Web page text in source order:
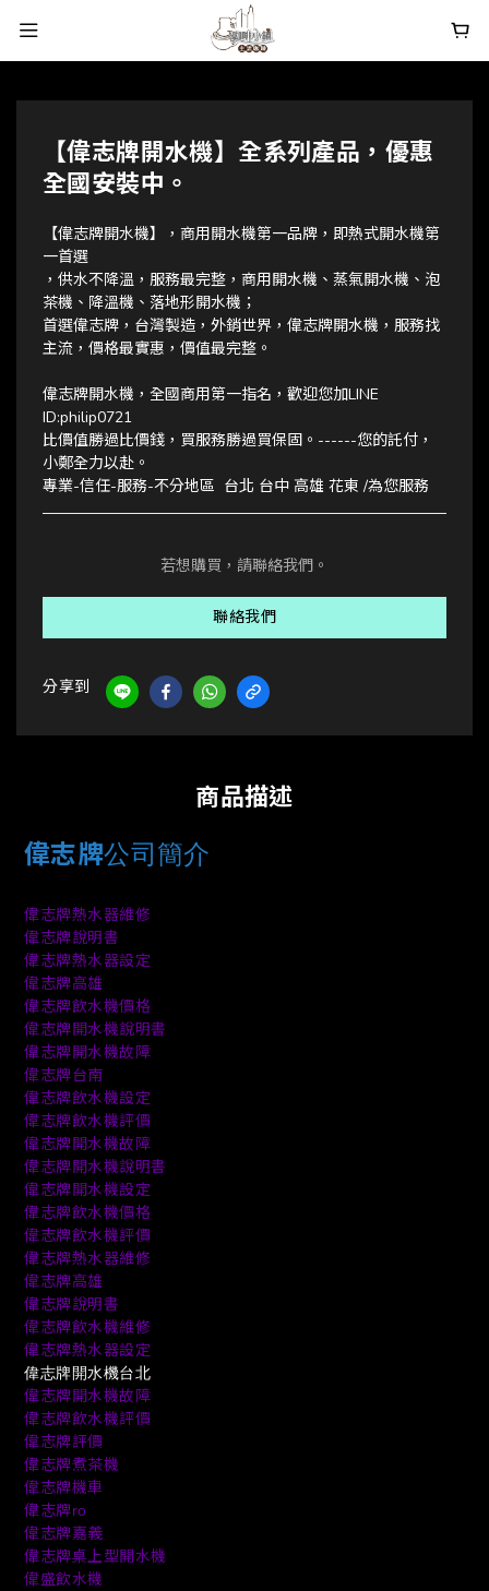
【偉志牌開水機】全系列產品，優惠
全國安裝中。
【偉志牌開水機】，商用開水機第一品牌，即熱式開水機第
一首選
，供水不降溫，服務最完整，商用開水機、蒸氣開水機、泡
茶機、降溫機、落地形開水機；
首選偉志牌，台灣製造，外銷世界，偉志牌開水機，服務找
主流，價格最實惠，價值最完整。
偉志牌開水機，全國商用第一指名，歡迎您加LINE
ID:philip0721
比價值勝過比價錢，買服務勝過買保固。------您的託付，
小鄭全力以赴。
專業-信任-服務-不分地區  台北 台中 高雄 花東 /為您服務
若想購買，請聯絡我們。
聯絡我們
分享到
商品描述
偉志牌公司簡介
偉志牌熱水器維修
偉志牌說明書
偉志牌熱水器設定
偉志牌高雄
偉志牌飲水機價格
偉志牌開水機說明書
偉志牌開水機故障
偉志牌台南
偉志牌飲水機設定
偉志牌飲水機評價
偉志牌開水機故障
偉志牌開水機說明書
偉志牌開水機設定
偉志牌飲水機價格
偉志牌飲水機評價
偉志牌熱水器維修
偉志牌高雄
偉志牌說明書
偉志牌飲水機維修
偉志牌熱水器設定
偉志牌開水機台北
偉志牌開水機故障
偉志牌飲水機評價
偉志牌評價
偉志牌煮茶機
偉志牌機車
偉志牌ro
偉志牌嘉義
偉志牌桌上型開水機
偉盛飲水機